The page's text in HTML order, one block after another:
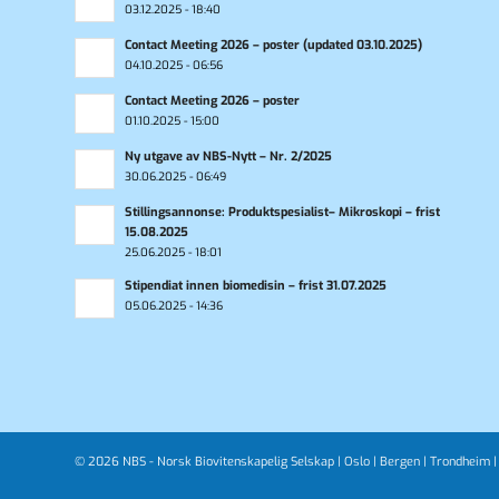
03.12.2025 - 18:40
Contact Meeting 2026 – poster (updated 03.10.2025)
04.10.2025 - 06:56
Contact Meeting 2026 – poster
01.10.2025 - 15:00
Ny utgave av NBS-Nytt – Nr. 2/2025
30.06.2025 - 06:49
Stillingsannonse: Produktspesialist– Mikroskopi – frist
15.08.2025
25.06.2025 - 18:01
Stipendiat innen biomedisin – frist 31.07.2025
05.06.2025 - 14:36
© 2026 NBS - Norsk Biovitenskapelig Selskap | Oslo | Bergen | Trondheim |